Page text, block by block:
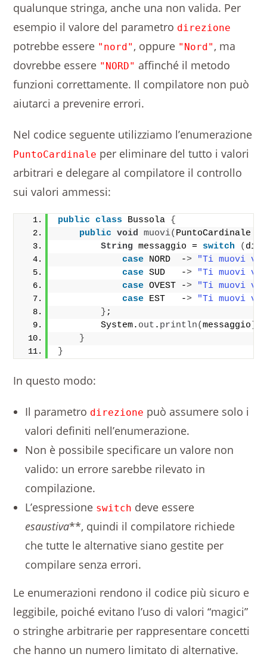
qualunque stringa, anche una non valida. Per
esempio il valore del parametro direzione
potrebbe essere "nord" , oppure "Nord" , ma
dovrebbe essere "NORD" affinché il metodo
funzioni correttamente. Il compilatore non può
aiutarci a prevenire errori.
Nel codice seguente utilizziamo l’enumerazione
PuntoCardinale per eliminare del tutto i valori
arbitrari e delegare al compilatore il controllo
sui valori ammessi:
public class Bussola {
public
void muovi( PuntoCardinale
String messaggio = switch (
case NORD  ->
"Ti muovi
case SUD   ->
"Ti muovi
case OVEST ->
"Ti muovi
case EST   ->
"Ti muovi
} ;
        System.
out . println(messaggio )
}
}
In questo modo:
Il parametro direzione può assumere solo i
valori definiti nell’enumerazione.
Non è possibile specificare un valore non
valido: un errore sarebbe rilevato in
compilazione.
L’espressione switch deve essere
esaustiva**, quindi il compilatore richiede
che tutte le alternative siano gestite per
compilare senza errori.
Le enumerazioni rendono il codice più sicuro e
leggibile, poiché evitano l’uso di valori “magici”
o stringhe arbitrarie per rappresentare concetti
che hanno un numero limitato di alternative.